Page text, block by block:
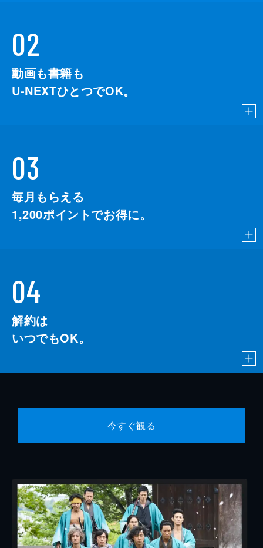
02
動画も書籍も
U-NEXTひとつでOK。
03
毎月もらえる
1,200ポイントでお得に。
04
解約は
いつでもOK。
今すぐ観る